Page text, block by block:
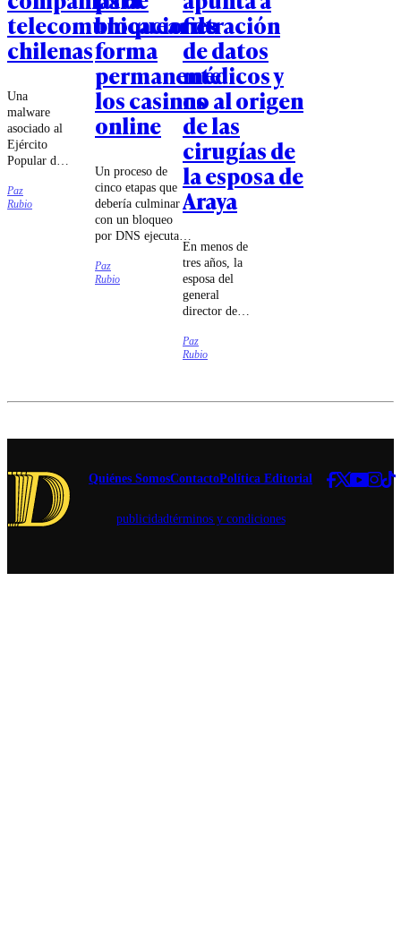
telecomunicaciones
chilenas
Una
malware
asociado al
Ejército
Popular de
chino habría
intentado
de Estados
Paz
Rubio
bloquear de
forma
permanente
los casinos
online
Un proceso de
cinco etapas que
debería culminar
con un bloqueo
por DNS ejecutado
por las compañías
de
telecomunicaciones
Paz
Rubio
filtración
de datos
médicos y
no al origen
de las
cirugías de
la esposa de
Araya
En menos de
tres años, la
esposa del
general
director de
se sometió a
cuatro
duda.
Paz
Rubio
Quiénes SomosContactoPolítica Editorial
publicidadtérminos y condiciones